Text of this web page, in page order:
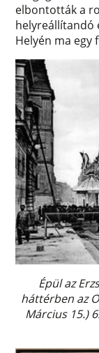
elbontották a
helyreállítandó
Helyén ma egy
Épül az
háttérben az
Március 15.)